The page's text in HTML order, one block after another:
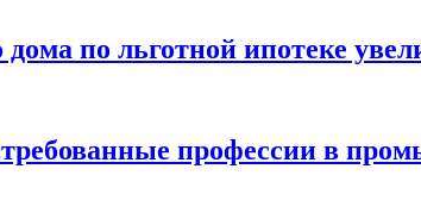
по льготной ипотеке
профессии в